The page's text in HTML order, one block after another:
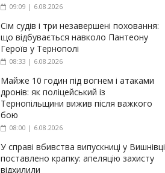
09:09 | 6.08.2026
Сім судів і три незавершені поховання:
що відбувається навколо Пантеону
Героїв у Тернополі
08:33 | 6.08.2026
Майже 10 годин під вогнем і атаками
дронів: як поліцейський із
Тернопільщини вижив після важкого
бою
08:00 | 6.08.2026
У справі вбивства випускниці у Вишнівці
поставлено крапку: апеляцію захисту
відхилили